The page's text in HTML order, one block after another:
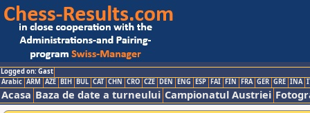
Logged on: Gast
Arabic ARM AZE BIH BUL CAT CHN CRO CZE DEN ENG ESP FAI FIN FRA GER GRE INA
Acasa Baza de date a turneului Campionatul Austriei